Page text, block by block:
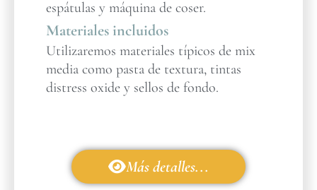
espátulas y máquina de coser.
Materiales incluidos
Utilizaremos materiales típicos de mix
media como pasta de textura, tintas
distress oxide y sellos de fondo.
Más detalles...